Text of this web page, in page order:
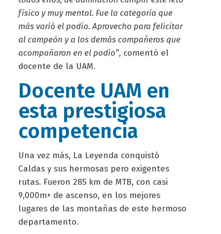
físico y muy mental. Fue la categoría que
más varió el podio. Aprovecho para felicitar
al campeón y a los demás compañeros que
acompañaron en el podio”, comentó el
docente de la UAM.
Docente UAM en
esta prestigiosa
competencia
Una vez más, La Leyenda conquistó
Caldas y sus hermosas pero exigentes
rutas. Fueron 285 km de MTB, con casi
9,000m+ de ascenso, en los mejores
lugares de las montañas de este hermoso
departamento.